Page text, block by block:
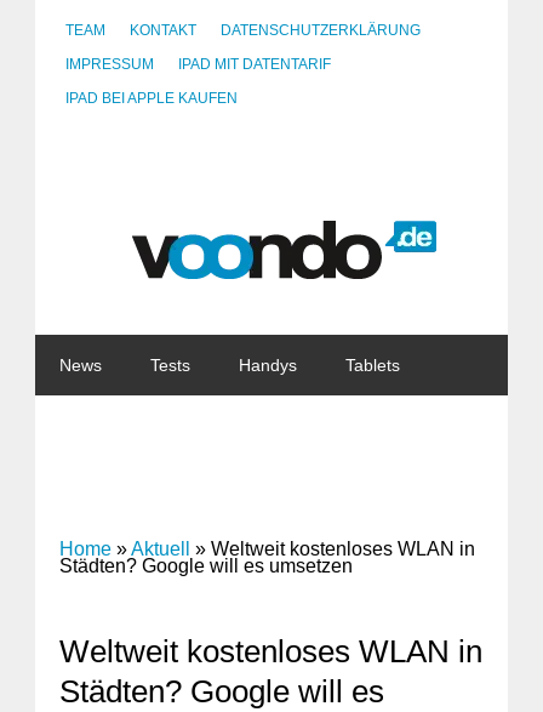
TEAM KONTAKT
DATENSCHUTZERKLÄRUNG
IMPRESSUM
IPAD MIT DATENTARIF
IPAD BEI APPLE KAUFEN
News Tests Handys Tablets
Home »Aktuell » Weltweit kostenloses WLAN in
Städten? Google will es umsetzen
Weltweit kostenloses WLAN in
Städten? Google will es